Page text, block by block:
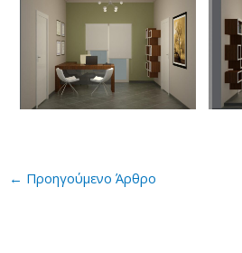
← Προηγούμενο Άρθρο